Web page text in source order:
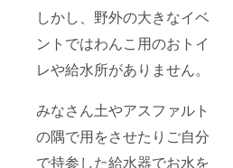
しかし、野外の大きなイベ
ントではわんこ用のおトイ
レや給水所がありません。
みなさん土やアスファルト
の隅で用をさせたりご自分
で持参した給水器でお水を